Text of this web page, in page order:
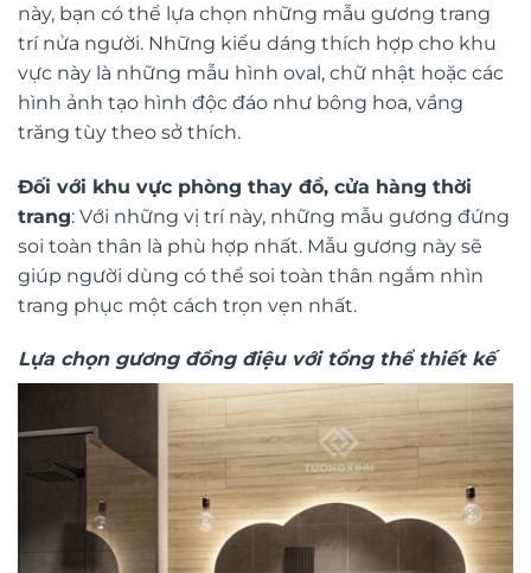
này, bạn có thể lựa chọn những mẫu gương trang
trí nửa người. Những kiểu dáng thích hợp cho khu
vực này là những mẫu hình oval, chữ nhật hoặc các
hình ảnh tạo hình độc đáo như bông hoa, vầng
trăng tùy theo sở thích.
Đối với khu vực phòng thay đồ, cửa hàng thời
trang: Với những vị trí này, những mẫu gương đứng
soi toàn thân là phù hợp nhất. Mẫu gương này sẽ
giúp người dùng có thể soi toàn thân ngắm nhìn
trang phục một cách trọn vẹn nhất.
Lựa chọn gương đồng điệu với tổng thể thiết kế